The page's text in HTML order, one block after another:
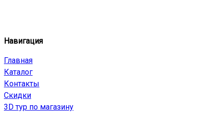
Навигация
Главная
Каталог
Контакты
Скидки
3D тур по магазину